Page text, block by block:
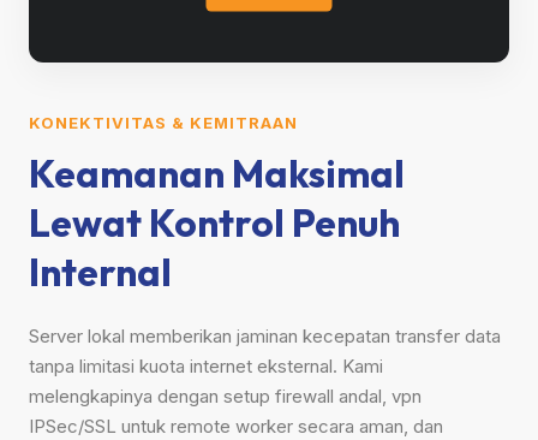
KONEKTIVITAS & KEMITRAAN
Keamanan Maksimal
Lewat Kontrol Penuh
Internal
Server lokal memberikan jaminan kecepatan transfer data
tanpa limitasi kuota internet eksternal. Kami
melengkapinya dengan setup firewall andal, vpn
IPSec/SSL untuk remote worker secara aman, dan